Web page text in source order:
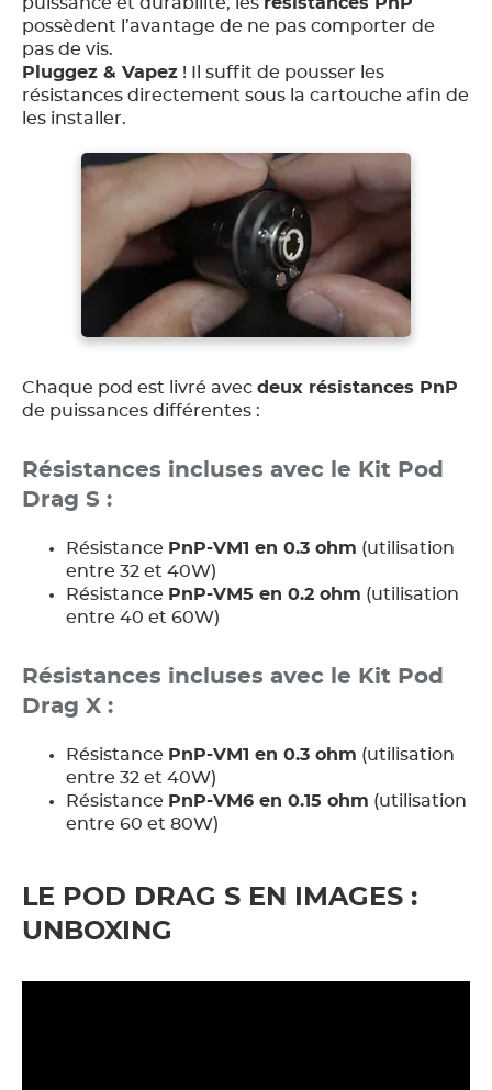
possèdent l’avantage de ne pas comporter de
pas de vis.
Pluggez & Vapez ! Il suffit de pousser les
résistances directement sous la cartouche afin de
les installer.
Chaque pod est livré avec deux résistances PnP
de puissances différentes :
Résistances incluses avec le Kit Pod
Drag S :
Résistance PnP-VM1 en 0.3 ohm (utilisation
entre 32 et 40W)
Résistance PnP-VM5 en 0.2 ohm (utilisation
entre 40 et 60W)
Résistances incluses avec le Kit Pod
Drag X :
Résistance PnP-VM1 en 0.3 ohm (utilisation
entre 32 et 40W)
Résistance PnP-VM6 en 0.15 ohm (utilisation
entre 60 et 80W)
LE POD DRAG S EN IMAGES :
UNBOXING